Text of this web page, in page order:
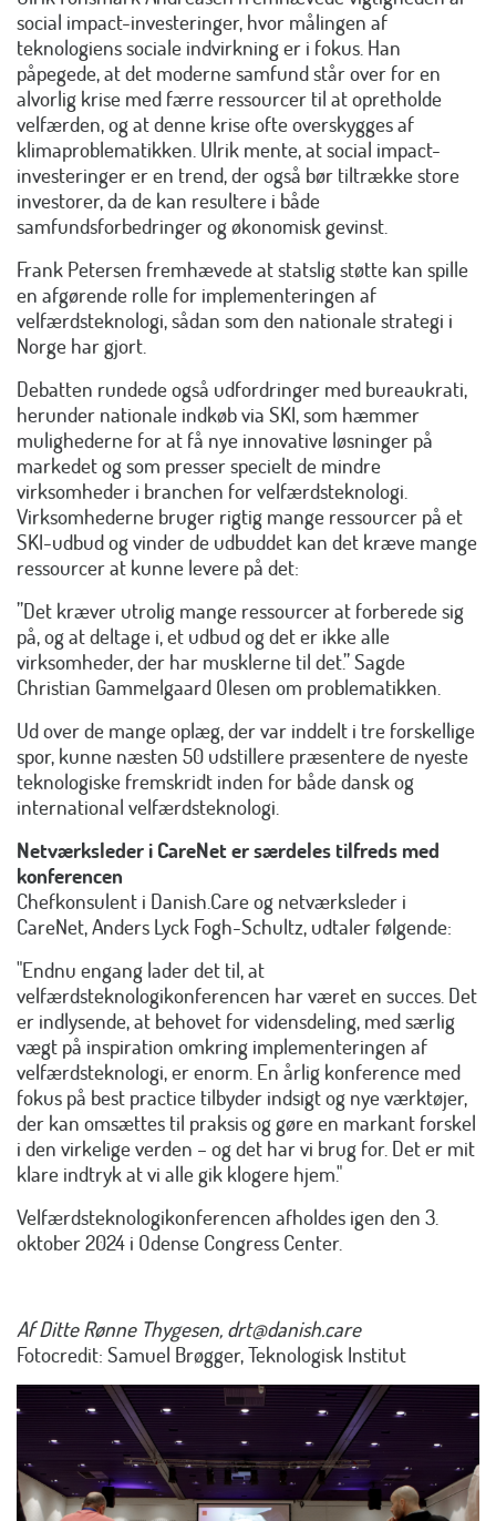
social impact-investeringer, hvor målingen af
teknologiens sociale indvirkning er i fokus. Han
påpegede, at det moderne samfund står over for en
alvorlig krise med færre ressourcer til at opretholde
velfærden, og at denne krise ofte overskygges af
klimaproblematikken. Ulrik mente, at social impact-
investeringer er en trend, der også bør tiltrække store
investorer, da de kan resultere i både
samfundsforbedringer og økonomisk gevinst.
Frank Petersen fremhævede at statslig støtte kan spille
en afgørende rolle for implementeringen af
velfærdsteknologi, sådan som den nationale strategi i
Norge har gjort.
Debatten rundede også udfordringer med bureaukrati,
herunder nationale indkøb via SKI, som hæmmer
mulighederne for at få nye innovative løsninger på
markedet og som presser specielt de mindre
virksomheder i branchen for velfærdsteknologi.
Virksomhederne bruger rigtig mange ressourcer på et
SKI-udbud og vinder de udbuddet kan det kræve mange
ressourcer at kunne levere på det:
”Det kræver utrolig mange ressourcer at forberede sig
på, og at deltage i, et udbud og det er ikke alle
virksomheder, der har musklerne til det.” Sagde
Christian Gammelgaard Olesen om problematikken.
Ud over de mange oplæg, der var inddelt i tre forskellige
spor, kunne næsten 50 udstillere præsentere de nyeste
teknologiske fremskridt inden for både dansk og
international velfærdsteknologi.
Netværksleder i CareNet er særdeles tilfreds med
konferencen
Chefkonsulent i Danish.Care og netværksleder i
CareNet, Anders Lyck Fogh-Schultz, udtaler følgende:
"Endnu engang lader det til, at
velfærdsteknologikonferencen har været en succes. Det
er indlysende, at behovet for vidensdeling, med særlig
vægt på inspiration omkring implementeringen af
velfærdsteknologi, er enorm. En årlig konference med
fokus på best practice tilbyder indsigt og nye værktøjer,
der kan omsættes til praksis og gøre en markant forskel
i den virkelige verden – og det har vi brug for. Det er mit
klare indtryk at vi alle gik klogere hjem."
Velfærdsteknologikonferencen afholdes igen den 3.
oktober 2024 i Odense Congress Center.
Af Ditte Rønne Thygesen, drt@danish.care
Fotocredit: Samuel Brøgger, Teknologisk Institut